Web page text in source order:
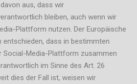
aus, dass wir
bleiben, auch wenn wir
Plattform nutzen. Der Europäische
dass in bestimmten
Social-Media-Plattform zusammen
im Sinne des Art. 26
dies der Fall ist, weisen wir